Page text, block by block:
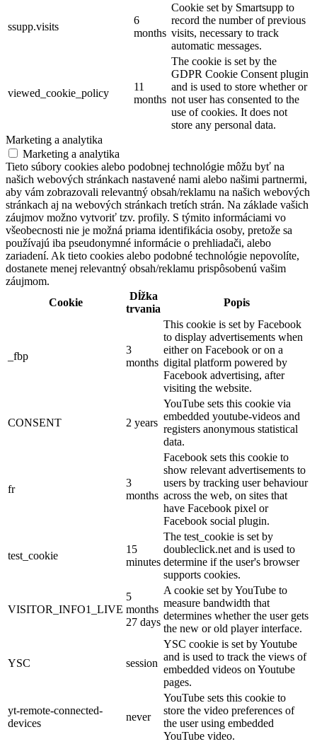
ssupp.visits
6
months
Cookie set by Smartsupp to
record the number of previous
visits, necessary to track
automatic messages.
viewed_cookie_policy
11
months
The cookie is set by the
GDPR Cookie Consent plugin
and is used to store whether or
not user has consented to the
use of cookies. It does not
store any personal data.
Marketing a analytika
Marketing a analytika
Tieto súbory cookies alebo podobnej technológie môžu byť na
našich webových stránkach nastavené nami alebo našimi partnermi,
aby vám zobrazovali relevantný obsah/reklamu na našich webových
stránkach aj na webových stránkach tretích strán. Na základe vašich
záujmov možno vytvoriť tzv. profily. S týmito informáciami vo
všeobecnosti nie je možná priama identifikácia osoby, pretože sa
používajú iba pseudonymné informácie o prehliadači, alebo
zariadení. Ak tieto cookies alebo podobné technológie nepovolíte,
dostanete menej relevantný obsah/reklamu prispôsobenú vašim
záujmom.
Cookie
Dĺžka
trvania
Popis
_fbp
3
months
This cookie is set by Facebook
to display advertisements when
either on Facebook or on a
digital platform powered by
Facebook advertising, after
visiting the website.
CONSENT 2 years
YouTube sets this cookie via
embedded youtube-videos and
registers anonymous statistical
data.
fr
3
months
Facebook sets this cookie to
show relevant advertisements to
users by tracking user behaviour
across the web, on sites that
have Facebook pixel or
Facebook social plugin.
test_cookie
15
minutes
The test_cookie is set by
doubleclick.net and is used to
determine if the user's browser
supports cookies.
VISITOR_INFO1_LIVE
5
months
27 days
A cookie set by YouTube to
measure bandwidth that
determines whether the user gets
the new or old player interface.
YSC session
YSC cookie is set by Youtube
and is used to track the views of
embedded videos on Youtube
pages.
yt-remote-connected-
devices
never
YouTube sets this cookie to
store the video preferences of
the user using embedded
YouTube video.